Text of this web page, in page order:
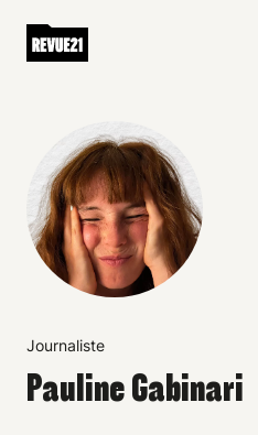
Journaliste
Pauline Gabinari